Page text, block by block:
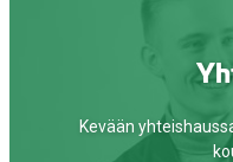
Kevään